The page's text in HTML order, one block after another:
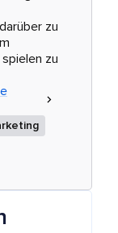
zu
zu